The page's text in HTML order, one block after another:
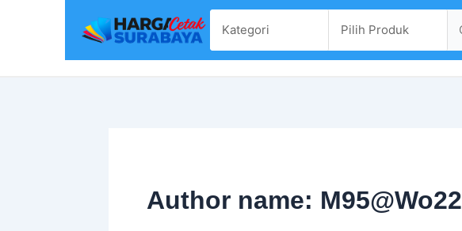
Author name: M95@Wo22